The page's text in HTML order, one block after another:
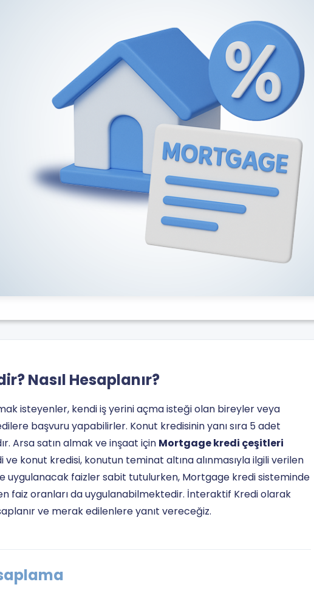
Nasıl Hesaplanır?
isteyenler, kendi iş yerini açma isteği olan bireyler veya
başvuru yapabilirler. Konut kredisinin yanı sıra 5 adet
Arsa satın almak ve inşaat için Mortgage kredi çeşitleri
konut kredisi, konutun teminat altına alınmasıyla ilgili verilen
uygulanacak faizler sabit tutulurken, Mortgage kredi sisteminde
faiz oranları da uygulanabilmektedir. İnteraktif Kredi olarak
ve merak edilenlere yanıt vereceğiz.